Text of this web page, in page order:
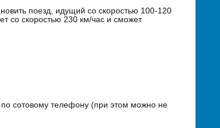
поезд, идущий со скоростью 100-120
со скоростью 230 км/час и сможет
по сотовому телефону (при этом можно не